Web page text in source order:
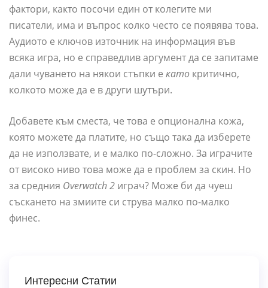
фактори, както посочи един от колегите ми
писатели, има и въпрос колко често се появява това.
Аудиото е ключов източник на информация във
всяка игра, но е справедлив аргумент да се запитаме
дали чуването на някои стъпки е като критично,
колкото може да е в други шутъри.
Добавете към сместа, че това е опционална кожа,
която можете да платите, но също така да изберете
да не използвате, и е малко по-сложно. За играчите
от високо ниво това може да е проблем за скин. Но
за средния Overwatch 2 играч? Може би да чуеш
съскането на змиите си струва малко по-малко
финес.
Интересни Статии